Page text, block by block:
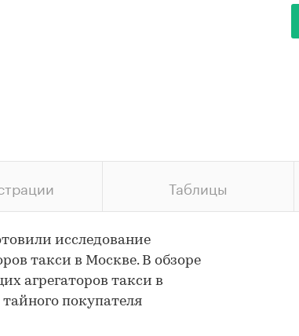
Таблицы
исследование
такси в Москве. В обзоре
агрегаторов такси в
покупателя